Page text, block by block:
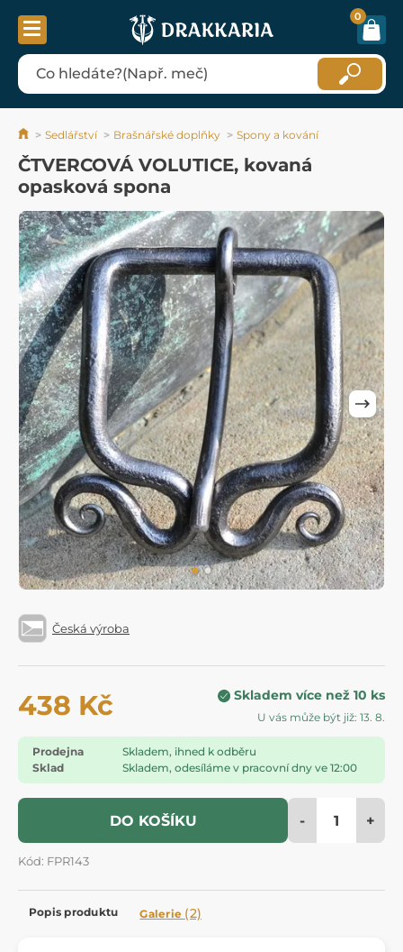
0
Sedlářství Brašnářské doplňky Spony a kování
ČTVERCOVÁ VOLUTICE, kovaná
opasková spona
Česká výroba
438 Kč Skladem více než 10 ks
U vás může být již: 13. 8.
Prodejna
Skladem, ihned k odběru
Sklad
Skladem, odesíláme v pracovní dny ve 12:00
DO KOŠÍKU - +
Kód: FPR143
Popis produktu Galerie (2)